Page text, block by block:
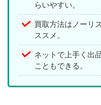
らいやすい。
買取方法はノーリ
ススメ。
ネットで上手く出
こともできる。